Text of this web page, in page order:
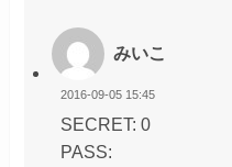
みいこ
2016-09-05 15:45
SECRET: 0
PASS: